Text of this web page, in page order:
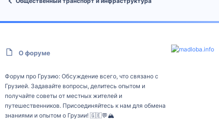
О форуме
Форум про Грузию: Обсуждение всего, что связано с
Грузией. Задавайте вопросы, делитесь опытом и
получайте советы от местных жителей и
путешественников. Присоединяйтесь к нам для обмена
знаниями и опытом о Грузии! 🇬🇪💬🏔️